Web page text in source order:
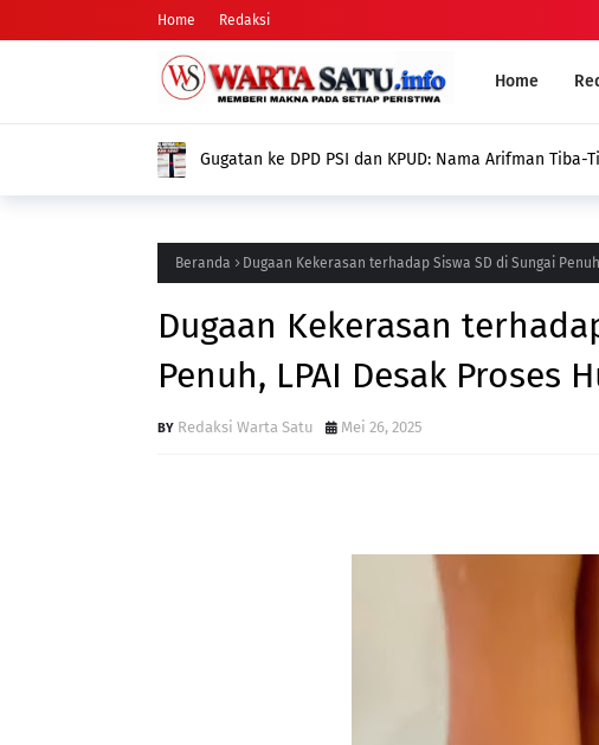
Home Redaksi
Home
Gugatan ke DPD PSI dan KPUD: Nama Arifman Tiba-Tiba Hilang dari SIPOL
Beranda Dugaan Kekerasan terhadap Siswa SD di Sungai
Dugaan Kekerasan
Penuh, LPAI Desak Proses
Redaksi Warta Satu Mei 26, 2025